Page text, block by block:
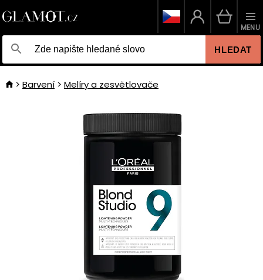
HLEDAT
MENU
Barvení Melíry a zesvětlovače